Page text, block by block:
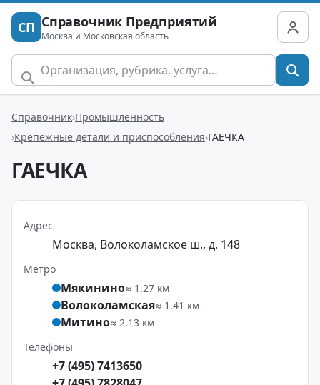
СП Справочник Предприятий
Москва и Московская область
Справочник Промышленность
Крепежные детали и приспособления ГАЕЧКА
ГАЕЧКА
Адрес
Москва, Волоколамское ш., д. 148
Метро
Мякинино≈ 1.27 км
Волоколамская≈ 1.41 км
Митино≈ 2.13 км
Телефоны
+7 (495) 7413650